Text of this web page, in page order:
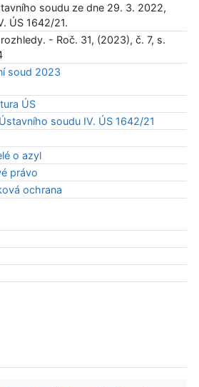
soudu ze dne 29. 3. 2022,
ÚS 1642/21.
- Roč. 31, (2023), č. 7, s.
soud 2023
ÚS
soudu IV. ÚS 1642/21
o azyl
právo
ochrana